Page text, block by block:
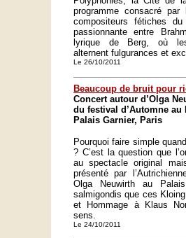
programme consacré
compositeurs fétiches
passionnante entre
lyrique de Berg, où
alternent fulgurances et
Le 26/10/2011
Beaucoup de bruit pour
Concert autour d’Olga
du festival d’Automne
Palais Garnier, Paris
Pourquoi faire simple
? C’est la question que
au spectacle original
présenté par
Olga Neuwirth au
salmigondis que ces
et Hommage à Klaus
sens.
Le 24/10/2011